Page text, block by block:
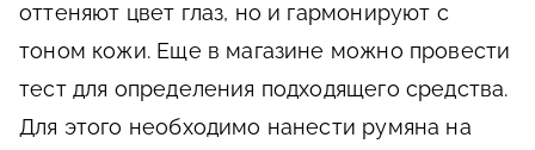
оттеняют цвет глаз, но и гармонируют с
тоном кожи. Еще в магазине можно провести
тест для определения подходящего средства.
Для этого необходимо нанести румяна на